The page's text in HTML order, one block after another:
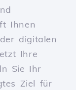
Ihnen
digitalen
Ihre
Sie Ihr
Ziel für